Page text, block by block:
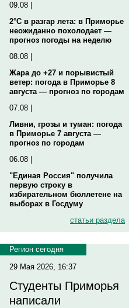
09.08 |
2°C в разгар лета: в Приморье
неожиданно похолодает —
прогноз погоды на неделю
08.08 |
Жара до +27 и порывистый
ветер: погода в Приморье 8
августа — прогноз по городам
07.08 |
Ливни, грозы и туман: погода
в Приморье 7 августа —
прогноз по городам
06.08 |
"Единая Россия" получила
первую строку в
избирательном бюллетене на
выборах в Госдуму
статьи раздела
Регион сегодня
29 Мая 2026, 16:37
Студенты Приморья
написали